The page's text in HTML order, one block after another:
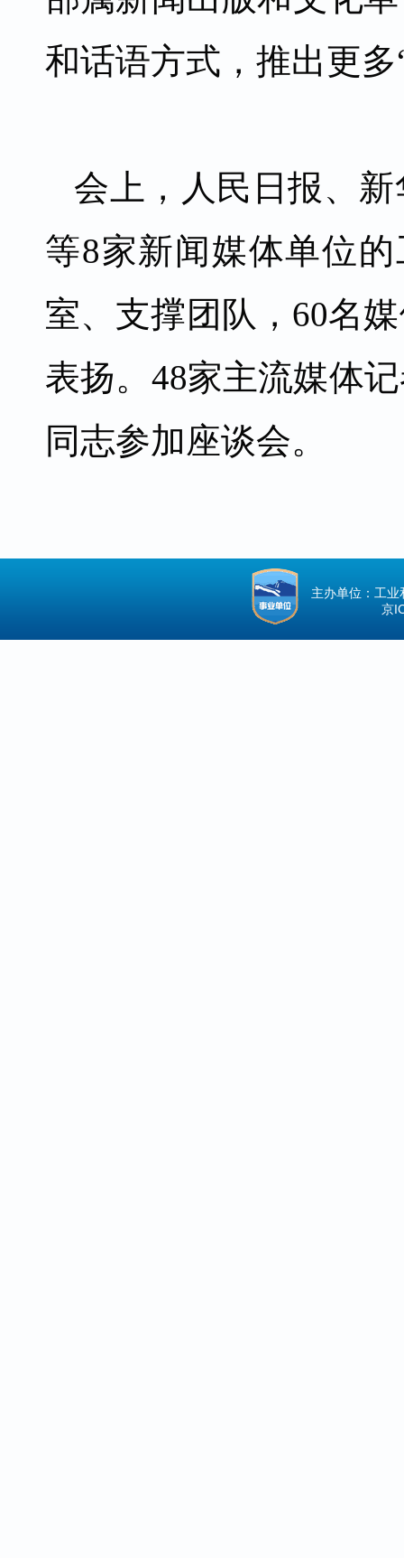
和话语方式，推出更
会上，人民日报、
等8家新闻媒体单位
室、支撑团队，60名
表扬。48家主流媒体
同志参加座谈会。
主办单位：工
京